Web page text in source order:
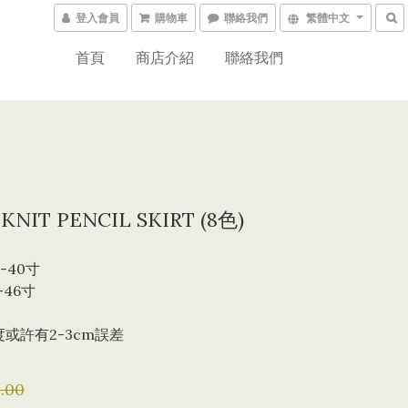
登入會員 購物車 聯絡我們 繁體中文
首頁 商店介紹 聯絡我們
PENCIL SKIRT (8色)
40寸
寸
或許有2-3cm誤差